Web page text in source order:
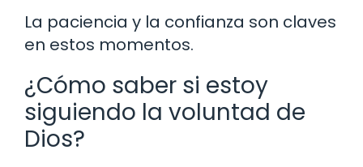
La paciencia y la confianza son claves
en estos momentos.
¿Cómo saber si estoy
siguiendo la voluntad de
Dios?